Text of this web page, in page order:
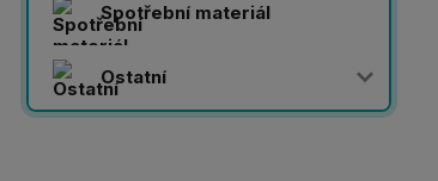
Spotřební materiál
Ostatní